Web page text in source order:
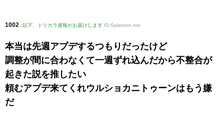
1002 : 以下、トリカラ速報がお届けします ID:Splatoon.net
本当は先週アプデするつもりだったけど
調整が間に合わなくて一週ずれ込んだから不整合が
起きた説を推したい
頼むアプデ来てくれウルショカニトゥーンはもう嫌
だ